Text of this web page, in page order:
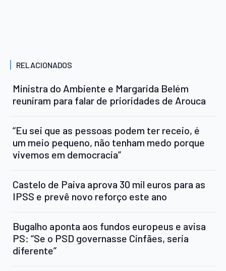
RELACIONADOS
Ministra do Ambiente e Margarida Belém
reuniram para falar de prioridades de Arouca
“Eu sei que as pessoas podem ter receio, é
um meio pequeno, não tenham medo porque
vivemos em democracia”
Castelo de Paiva aprova 30 mil euros para as
IPSS e prevê novo reforço este ano
Bugalho aponta aos fundos europeus e avisa
PS: “Se o PSD governasse Cinfães, seria
diferente”